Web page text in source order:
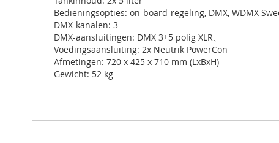
Bedieningsopties: on-board-regeling, DMX, WDMX
DMX-kanalen: 3
DMX-aansluitingen: DMX 3+5 polig XLR、
Voedingsaansluiting: 2x Neutrik PowerCon
Afmetingen: 720 x 425 x 710 mm (LxBxH)
Gewicht: 52 kg